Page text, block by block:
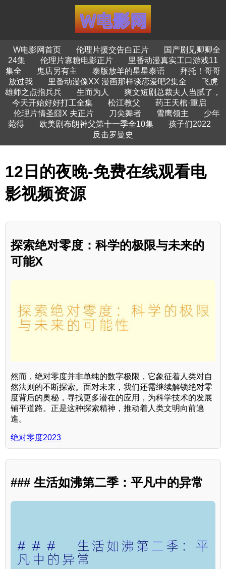
W电影网首页 伦理片援交告白正片
国产剧见卿卿全
24集
伦理片寡糖电影正片
里番动漫真实工口游戏11
集全
鬼店另有主 泰版放羊的星星泰语
拜托！哥哥
放过我
里番动漫像XX 漫画那样谈恋爱吧2集全
飞虎
雄师之点指兵兵
生而为人
爽文短剧总裁夫人当腻了，
今天开始好好打工全集
松江教父
药王天棺·重启
伦理片情圣囧X 夫正片
刀尖舞者 雪鹰领主
少年
菀得
欧美剧布朗神父第十一季全10集
孩子们2022
反击罗曼史
12日的夜晚-免费在线观看电
影视频资源
探索绝对零度：科学的极限与未来的
可能X
然而，绝对零度并非单纯的数字极限，它象征着人类对自
然法则的不断探索。面对未来，我们还需继续解锁绝对零
度背后的奥秘，寻找更多潜在的应用，为科学技术的发展
铺平道路。正是这种探索精神，推动着人类文明向前邁
進。
绝对零度2023
### 生活如沸第二季：平凡中的异常